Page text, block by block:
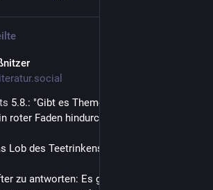
5.8.: "Gibt es Themen, die sich durch dein
roter Faden hindurchziehen?"
Lob des Teetrinkens.
zu antworten: Es geht bei mir oft um